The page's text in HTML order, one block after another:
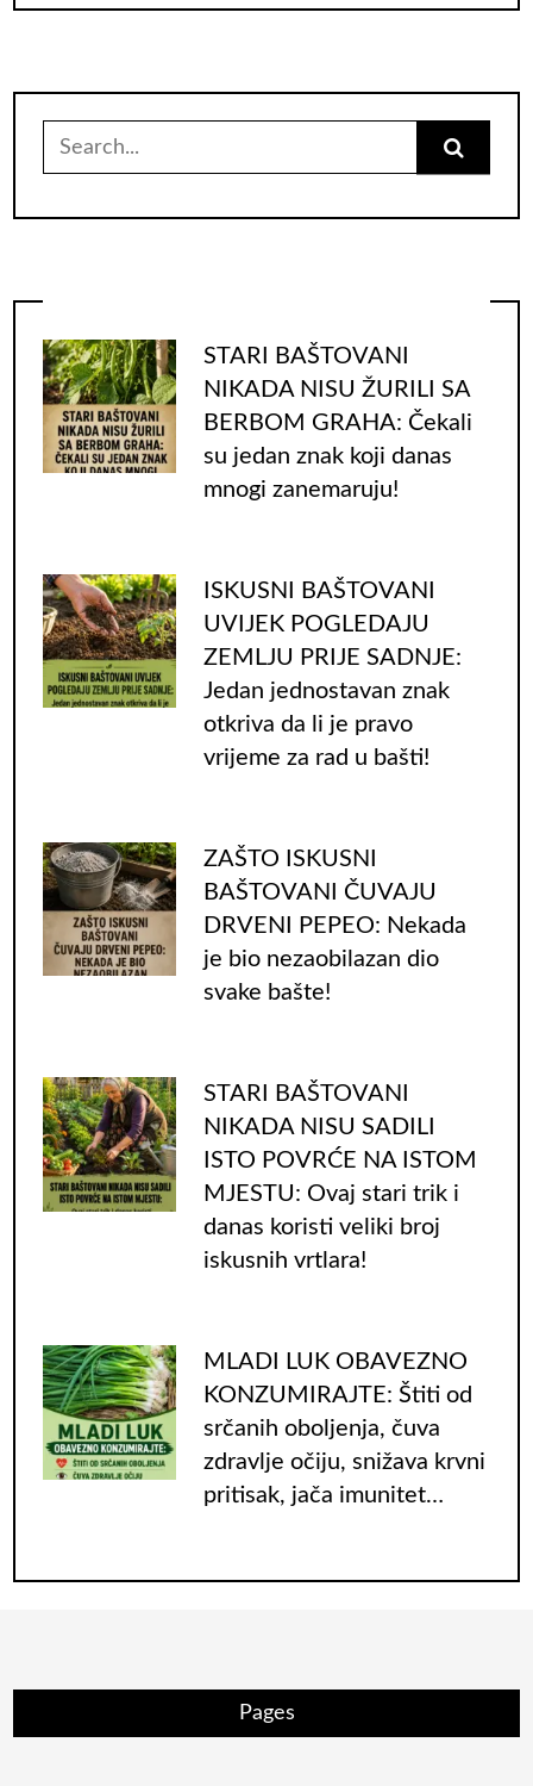
Search
STARI BAŠTOVANI
NIKADA NISU ŽURILI SA
BERBOM GRAHA: Čekali
su jedan znak koji danas
mnogi zanemaruju!
ISKUSNI BAŠTOVANI
UVIJEK POGLEDAJU
ZEMLJU PRIJE SADNJE:
Jedan jednostavan znak
otkriva da li je pravo
vrijeme za rad u bašti!
ZAŠTO ISKUSNI
BAŠTOVANI ČUVAJU
DRVENI PEPEO: Nekada
je bio nezaobilazan dio
svake bašte!
STARI BAŠTOVANI
NIKADA NISU SADILI
ISTO POVRĆE NA ISTOM
MJESTU: Ovaj stari trik i
danas koristi veliki broj
iskusnih vrtlara!
MLADI LUK OBAVEZNO
KONZUMIRAJTE: Štiti od
srčanih oboljenja, čuva
zdravlje očiju, snižava krvni
pritisak, jača imunitet…
Pages